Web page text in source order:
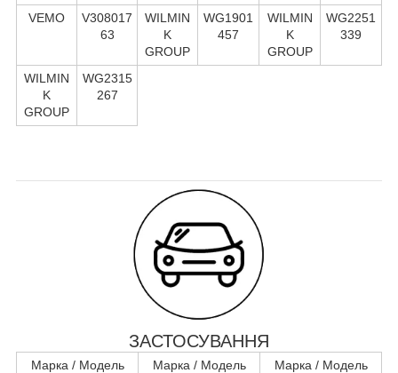
VEMO
V308017
63
WILMIN
K
GROUP
WG1901
457
WILMIN
K
GROUP
WG2251
339
WILMIN
K
GROUP
WG2315
267
ЗАСТОСУВАННЯ
Марка / Модель Марка / Модель
Марка / Модель